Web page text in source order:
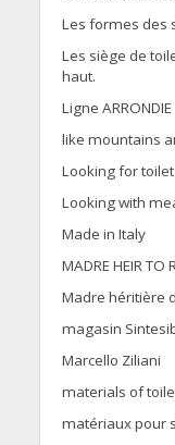
Les formes des
Les siège de
haut.
Ligne ARRONDIE
like mountains
Looking for
Looking with
Made in Italy
MADRE HEIR TO
Madre héritière
magasin
Marcello Ziliani
materials of
matériaux pour